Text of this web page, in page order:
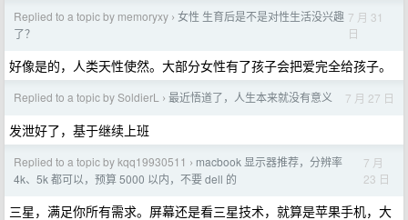
Replied to a topic by memoryxy › 女性 生育后是不是对性生活没兴趣
了？
7 月 31
日
好像是的，人类天性使然。大部分女性有了孩子会把爱完全给孩子。
Replied to a topic by SoldierL › 最近悟道了，人生本来就没有意义 7 月 27 日
发泄好了，基于继续上班
Replied to a topic by kqq19930511 › macbook 显示器推荐，分辨率
4k、5k 都可以，预算 5000 以内，不要 dell 的
7 月
23 日
三星，满足你所有需求。屏幕还是看三星技术，就算是苹果手机，大